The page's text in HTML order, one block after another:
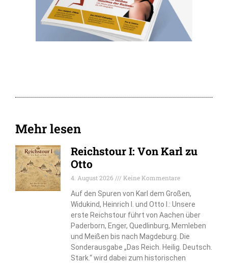
Mehr lesen
Reichstour I: Von Karl zu
Otto
4. August 2026
Keine Kommentare
Auf den Spuren von Karl dem Großen,
Widukind, Heinrich I. und Otto I.: Unsere
erste Reichstour führt von Aachen über
Paderborn, Enger, Quedlinburg, Memleben
und Meißen bis nach Magdeburg. Die
Sonderausgabe „Das Reich. Heilig. Deutsch.
Stark.“ wird dabei zum historischen